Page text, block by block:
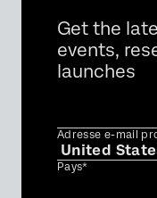
Get the
events,
launches
Adresse e-mail
Pays*